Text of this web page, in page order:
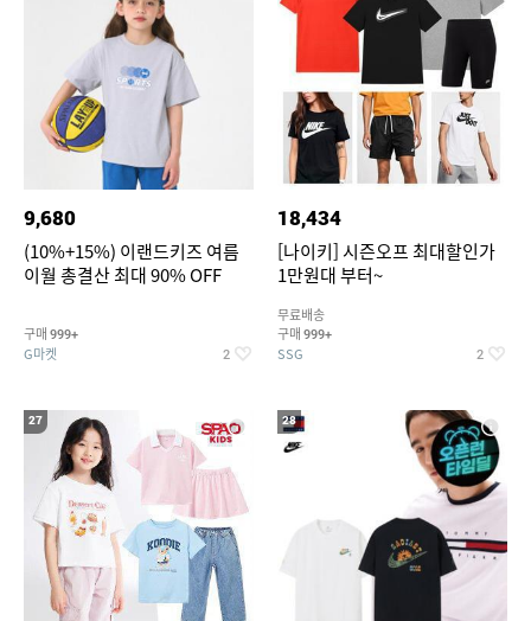
9,680
(10%+15%) 이랜드키즈 여름
이월 총결산 최대 90% OFF
구매 999+
G마켓 2
18,434
[나이키] 시즌오프 최대할인가
1만원대 부터~
무료배송
구매 999+
SSG 2
27 28